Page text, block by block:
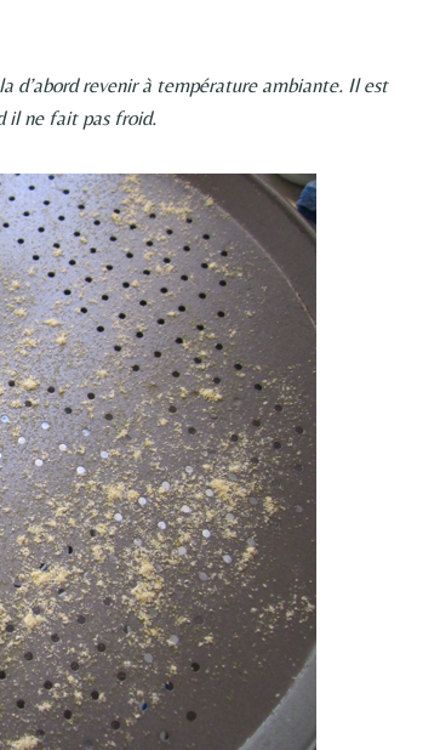
d’abord revenir à température ambiante. Il est
il ne fait pas froid.